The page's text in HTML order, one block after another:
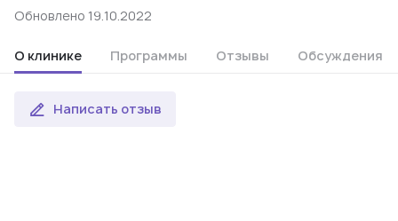
Обновлено 19.10.2022
О клинике Программы Отзывы Обсуждения
Написать отзыв